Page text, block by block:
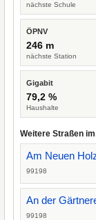
nächste Schule
ÖPNV
246 m
nächste Station
Gigabit
79,2 %
Haushalte
Weitere Straßen
Am Neuen
99198
An der
99198